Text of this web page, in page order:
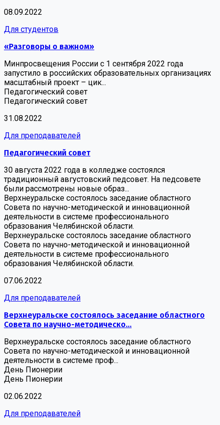
08.09.2022
Для студентов
«Разговоры о важном»
Минпросвещения России с 1 сентября 2022 года
запустило в российских образовательных организациях
масштабный проект – цик...
Педагогический совет
Педагогический совет
31.08.2022
Для преподавателей
Педагогический совет
30 августа 2022 года в колледже состоялся
традиционный августовский педсовет. На педсовете
были рассмотрены новые образ...
Верхнеуральске состоялось заседание областного
Совета по научно-методической и инновационной
деятельности в системе профессионального
образования Челябинской области.
Верхнеуральске состоялось заседание областного
Совета по научно-методической и инновационной
деятельности в системе профессионального
образования Челябинской области.
07.06.2022
Для преподавателей
Верхнеуральске состоялось заседание областного
Совета по научно-методическо...
Верхнеуральске состоялось заседание областного
Совета по научно-методической и инновационной
деятельности в системе проф...
День Пионерии
День Пионерии
02.06.2022
Для преподавателей